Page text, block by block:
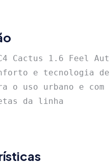
Cactus 1.6 Feel
e tecnologia de
o uso urbano e com
da linha